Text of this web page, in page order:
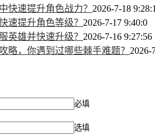
快速提升角色战力？ 2026-7-18
速提升角色等级？ 2026-7-17 9:40:0
英雄并快速升级？ 2026-7-16 9:27:56
略，你遇到过哪些棘手难题？ 2026-
必填
选填